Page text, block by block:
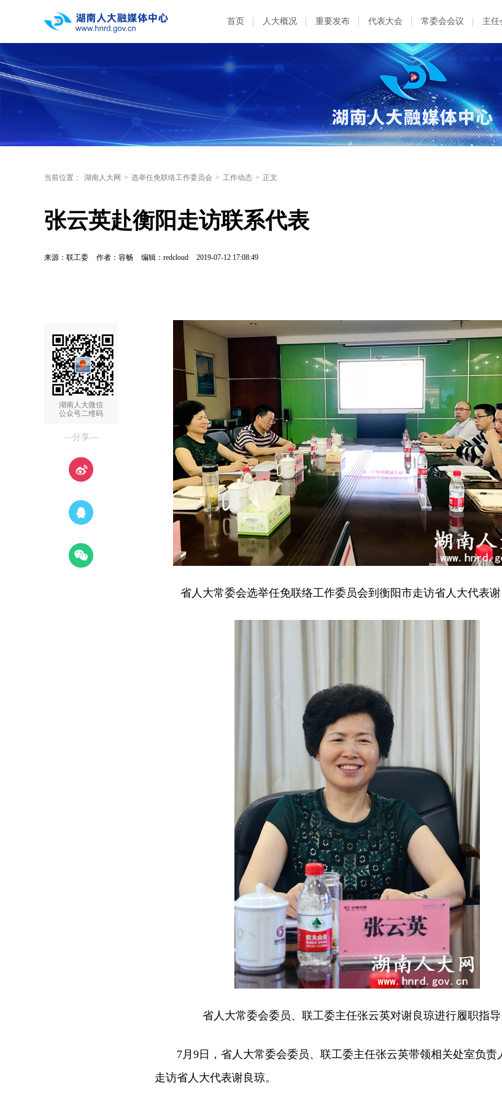
首页 人大概况 重要发布 代表大会 常委会会议 主任
当前位置： 湖南人大网 > 选举任免联络工作委员会 > 工作动态 > 正文
张云英赴衡阳走访联系代表
来源：联工委 作者：容畅 编辑：redcloud 2019-07-12 17:08:49
湖南人大微信
公众号二维码
—分享—
省人大常委会选举任免联络工作委员会到衡阳市走访省人大代表谢
省人大常委会委员、联工委主任张云英对谢良琼进行履职指导
7月9日，省人大常委会委员、联工委主任张云英带领相关处室负责
走访省人大代表谢良琼。